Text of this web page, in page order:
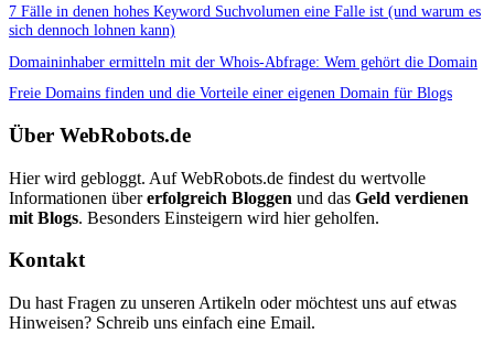
7 Fälle in denen hohes Keyword Suchvolumen eine Falle ist (und warum es
sich dennoch lohnen kann)
Domaininhaber ermitteln mit der Whois-Abfrage: Wem gehört die Domain
Freie Domains finden und die Vorteile einer eigenen Domain für Blogs
Über WebRobots.de
Hier wird gebloggt. Auf WebRobots.de findest du wertvolle
Informationen übererfolgreich Bloggen und das Geld verdienen
mit Blogs. Besonders Einsteigern wird hier geholfen.
Kontakt
Du hast Fragen zu unseren Artikeln oder möchtest uns auf etwas
Hinweisen? Schreib uns einfach eine Email.